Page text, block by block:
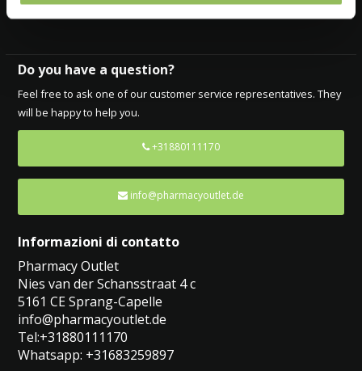
Do you have a question?
Feel free to ask one of our customer service representatives. They
will be happy to help you.
+31880111170
info@pharmacyoutlet.de
Informazioni di contatto
Pharmacy Outlet
Nies van der Schansstraat 4 c
5161 CE Sprang-Capelle
info@pharmacyoutlet.de
Tel:+31880111170
Whatsapp: +31683259897